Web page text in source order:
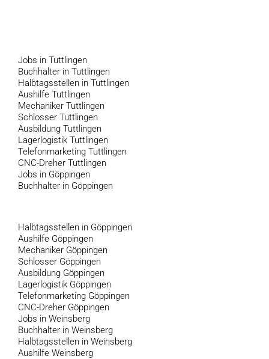
Jobs in Tuttlingen
Buchhalter in Tuttlingen
Halbtagsstellen in Tuttlingen
Aushilfe Tuttlingen
Mechaniker Tuttlingen
Schlosser Tuttlingen
Ausbildung Tuttlingen
Lagerlogistik Tuttlingen
Telefonmarketing Tuttlingen
CNC-Dreher Tuttlingen
Jobs in Göppingen
Buchhalter in Göppingen
Halbtagsstellen in Göppingen
Aushilfe Göppingen
Mechaniker Göppingen
Schlosser Göppingen
Ausbildung Göppingen
Lagerlogistik Göppingen
Telefonmarketing Göppingen
CNC-Dreher Göppingen
Jobs in Weinsberg
Buchhalter in Weinsberg
Halbtagsstellen in Weinsberg
Aushilfe Weinsberg